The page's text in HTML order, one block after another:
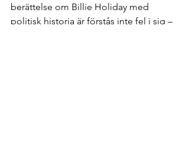
berättelse om Billie Holiday med
politisk historia är förstås inte fel i sig –